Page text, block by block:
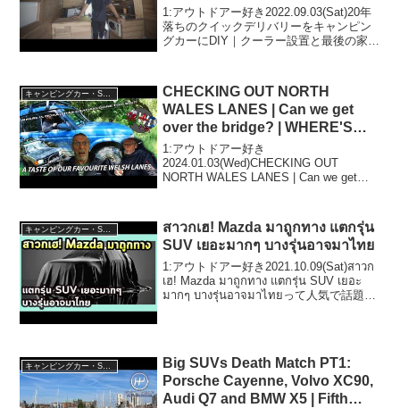
た結果とんでもないミスをやらか
しました。。
1:アウトドアー好き2022.09.03(Sat)20年
落ちのクイックデリバリーをキャンピン
グカーにDIY｜クーラー設置と最後の家具
いぞ、見逃さないで！！2:アウトドア...
CHECKING OUT NORTH
WALES LANES | Can we get
over the bridge? | WHERE'S
DORA? | D2 offroad | 4WDUK
1:アウトドアー好き
2024.01.03(Wed)CHECKING OUT
NORTH WALES LANES | Can we get
キャンピングカー・SUV人気車種
สาวกเฮ! Mazda มาถูกทาง แตกรุ่น
SUV เยอะมากๆ บางรุ่นอาจมาไทย
1:アウトドアー好き2021.10.09(Sat)สาวก
เฮ! Mazda มาถูกทาง แตกรุ่น SUV เยอะ
มากๆ บางรุ่นอาจมาไทยって人気で話題ら
Big SUVs Death Match PT1:
Porsche Cayenne, Volvo XC90,
Audi Q7 and BMW X5 | Fifth